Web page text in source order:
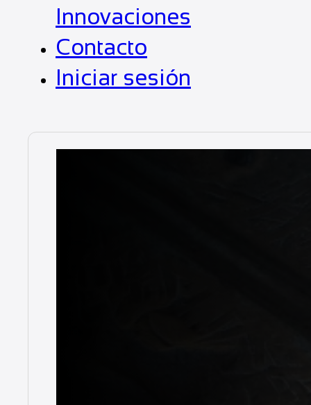
Innovaciones
Contacto
Iniciar sesión